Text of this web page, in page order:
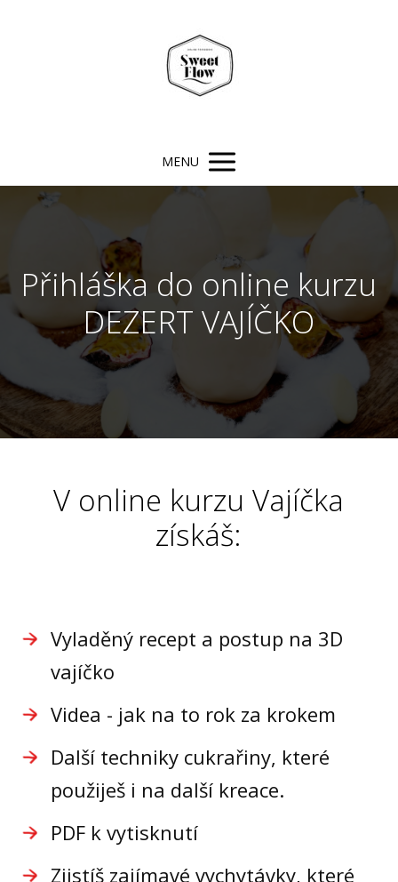
MENU
Přihláška do online kurzu
DEZERT VAJÍČKO
V online kurzu Vajíčka
získáš:
Vyladěný recept a postup na 3D
vajíčko
Videa - jak na to rok za krokem
Další techniky cukrařiny, které
použiješ i na další kreace.
PDF k vytisknutí
Zjistíš zajímavé vychytávky, které